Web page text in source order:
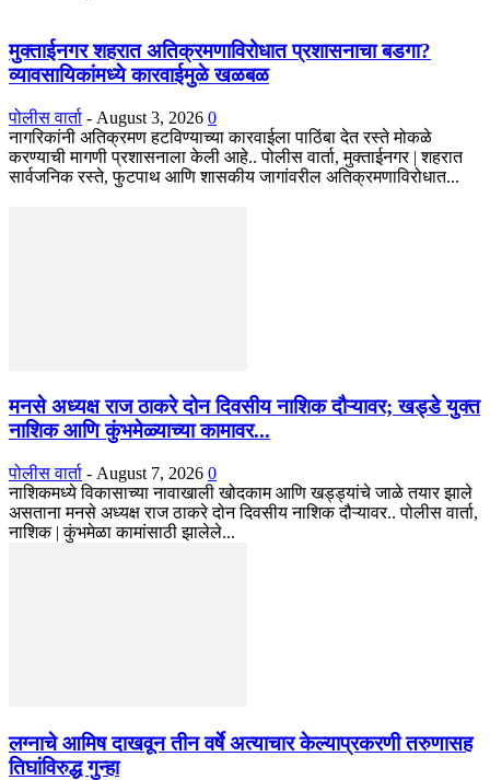
मुक्ताईनगर शहरात अतिक्रमणाविरोधात प्रशासनाचा बडगा?
व्यावसायिकांमध्ये कारवाईमुळे खळबळ
पोलीस वार्ता - August 3, 2026 0
नागरिकांनी अतिक्रमण हटविण्याच्या कारवाईला पाठिंबा देत रस्ते मोकळे
करण्याची मागणी प्रशासनाला केली आहे.. पोलीस वार्ता, मुक्ताईनगर | शहरात
सार्वजनिक रस्ते, फुटपाथ आणि शासकीय जागांवरील अतिक्रमणाविरोधात...
मनसे अध्यक्ष राज ठाकरे दोन दिवसीय नाशिक दौऱ्यावर; खड्डे युक्त
नाशिक आणि कुंभमेळ्याच्या कामावर...
पोलीस वार्ता - August 7, 2026 0
नाशिकमध्ये विकासाच्या नावाखाली खोदकाम आणि खड्ड्यांचे जाळे तयार झाले
असताना मनसे अध्यक्ष राज ठाकरे दोन दिवसीय नाशिक दौऱ्यावर.. पोलीस वार्ता,
नाशिक | कुंभमेळा कामांसाठी झालेले...
लग्नाचे आमिष दाखवून तीन वर्षे अत्याचार केल्याप्रकरणी तरुणासह
तिघांविरुद्ध गुन्हा